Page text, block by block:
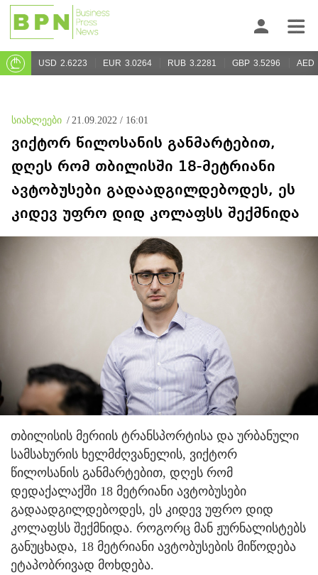
USD 2.6223 EUR 3.0264 RUB 3.2281 GBP 3.5296 AED
სიახლეები / 21.09.2022 / 16:01
ვიქტორ წილოსანის განმარტებით,
დღეს რომ თბილისში 18-მეტრიანი
ავტობუსები გადაადგილდებოდეს, ეს
კიდევ უფრო დიდ კოლაფსს შექმნიდა
თბილისის მერიის ტრანსპორტისა და ურბანული
სამსახურის ხელმძღვანელის, ვიქტორ
წილოსანის განმარტებით, დღეს რომ
დედაქალაქში 18 მეტრიანი ავტობუსები
გადაადგილდებოდეს, ეს კიდევ უფრო დიდ
კოლაფსს შექმნიდა. როგორც მან ჟურნალისტებს
განუცხადა, 18 მეტრიანი ავტობუსების მიწოდება
ეტაპობრივად მოხდება.